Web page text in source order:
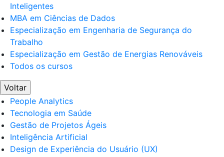
Inteligentes
MBA em Ciências de Dados
Especialização em Engenharia de Segurança do
Trabalho
Especialização em Gestão de Energias Renováveis
Todos os cursos
Voltar
People Analytics
Tecnologia em Saúde
Gestão de Projetos Ágeis
Inteligência Artificial
Design de Experiência do Usuário (UX)